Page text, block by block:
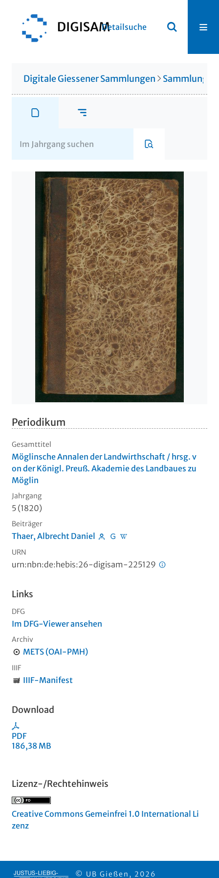
Detailsuche
Digitale Giessener Sammlungen Sammlung
Periodikum
Gesamttitel
Möglinsche Annalen der Landwirthschaft / hrsg. v
on der Königl. Preuß. Akademie des Landbaues zu
Möglin
Jahrgang
5 (1820)
Beiträger
Thaer, Albrecht Daniel
URN
urn:nbn:de:hebis:26-digisam-225129
Links
DFG
Im DFG-Viewer ansehen
Archiv
METS (OAI-PMH)
IIIF
IIIF-Manifest
Download
PDF
186,38 MB
Lizenz-/Rechtehinweis
Creative Commons Gemeinfrei 1.0 International Li
zenz
© UB Gießen, 2026